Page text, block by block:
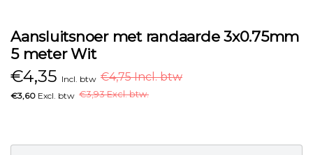
Aansluitsnoer met randaarde 3x0.75mm
5 meter Wit
€4,35 Incl. btw €4,75 Incl. btw
€3,60 Excl. btw €3,93 Excl. btw.